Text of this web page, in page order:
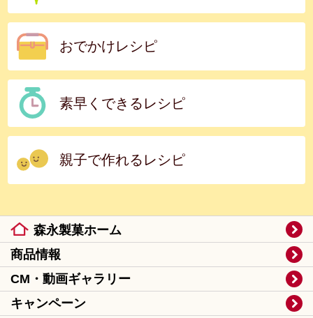
おでかけレシピ
素早くできるレシピ
親子で作れるレシピ
森永製菓ホーム
商品情報
CM・動画ギャラリー
キャンペーン